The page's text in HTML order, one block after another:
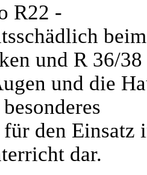
R22 -
beim
und R 36/38
und die
den Einsatz
dar.